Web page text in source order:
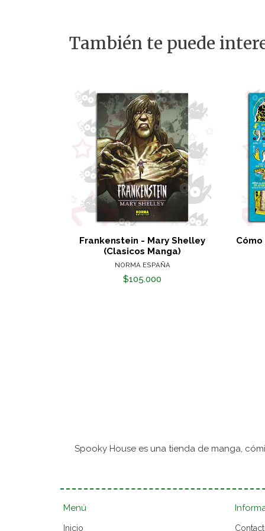
También te puede
Frankenstein - Mary Shelley
(Clasicos Manga)
NORMA ESPAÑA
$105.000
Cómo
Spooky House es una tienda de manga,
Menú
Inicio